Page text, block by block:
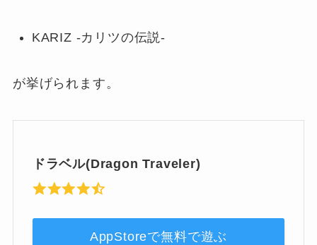
KARIZ -カリツの伝説-
が挙げられます。
ドラベル(Dragon Traveler)
AppStoreで無料で遊ぶ